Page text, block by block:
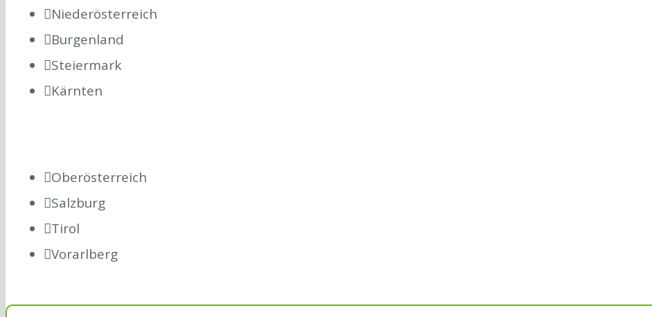
Niederösterreich
Burgenland
Steiermark
Kärnten
Oberösterreich
Salzburg
Tirol
Vorarlberg